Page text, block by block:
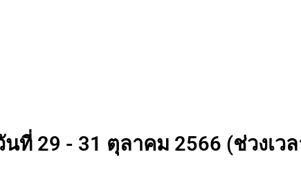
ที่ 29 - 31 ตุลาคม 2566 (ช่วงเว